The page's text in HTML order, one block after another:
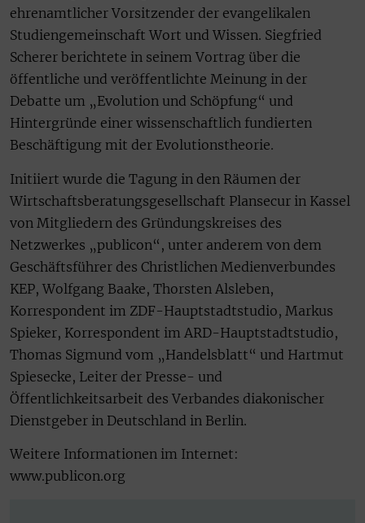
ehrenamtlicher Vorsitzender der evangelikalen
Studiengemeinschaft Wort und Wissen. Siegfried
Scherer berichtete in seinem Vortrag über die
öffentliche und veröffentlichte Meinung in der
Debatte um „Evolution und Schöpfung“ und
Hintergründe einer wissenschaftlich fundierten
Beschäftigung mit der Evolutionstheorie.
Initiiert wurde die Tagung in den Räumen der
Wirtschaftsberatungsgesellschaft Plansecur in Kassel
von Mitgliedern des Gründungskreises des
Netzwerkes „publicon“, unter anderem von dem
Geschäftsführer des Christlichen Medienverbundes
KEP, Wolfgang Baake, Thorsten Alsleben,
Korrespondent im ZDF-Hauptstadtstudio, Markus
Spieker, Korrespondent im ARD-Hauptstadtstudio,
Thomas Sigmund vom „Handelsblatt“ und Hartmut
Spiesecke, Leiter der Presse- und
Öffentlichkeitsarbeit des Verbandes diakonischer
Dienstgeber in Deutschland in Berlin.
Weitere Informationen im Internet:
www.publicon.org